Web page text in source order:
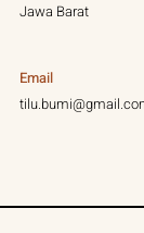
Jawa Barat
Email